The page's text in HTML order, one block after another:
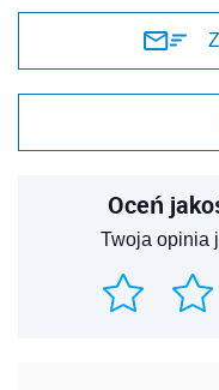
Oceń
Twoja opinia